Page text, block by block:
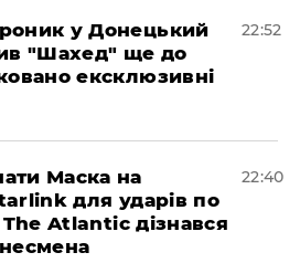
у Донецький
"Шахед" ще до
ексклюзивні
22:52
Маска на
для ударів по
Atlantic дізнався
22:40